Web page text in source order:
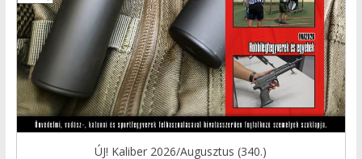
ÚJ! Kaliber 2026/Augusztus (340.)